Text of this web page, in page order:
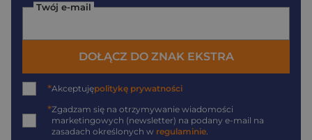
Twój e-mail
DOŁĄCZ DO ZNAK EKSTRA
*Akceptujępolitykę prywatności
*Zgadzam się na otrzymywanie wiadomości
marketingowych (newsletter) na podany e-mail na
zasadach określonych w regulaminie.